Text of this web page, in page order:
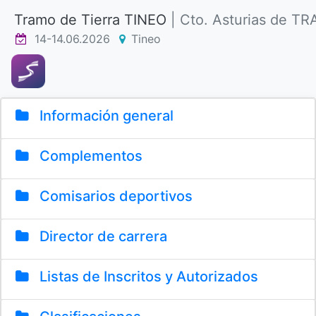
Tramo de Tierra TINEO | Cto. Asturias de
14-14.06.2026 Tineo
Información general
Complementos
Comisarios deportivos
Director de carrera
Listas de Inscritos y Autorizados